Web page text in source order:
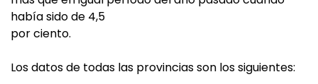
había sido de 4,5
por ciento.
Los datos de todas las provincias son los siguientes: